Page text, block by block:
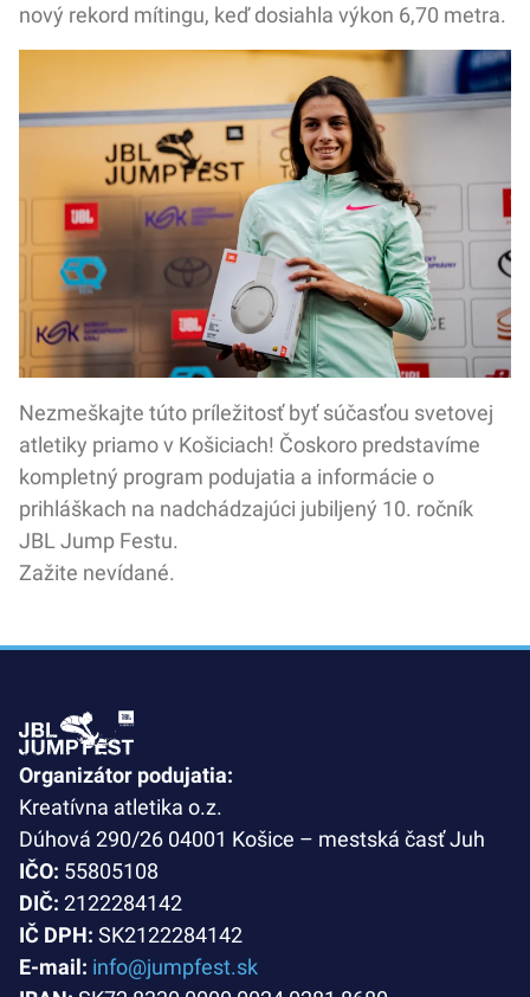
nový rekord mítingu, keď dosiahla výkon 6,70 metra.
Nezmeškajte túto príležitosť byť súčasťou svetovej
atletiky priamo v Košiciach! Čoskoro predstavíme
kompletný program podujatia a informácie o
prihláškach na nadchádzajúci jubiljený 10. ročník
JBL Jump Festu.
Zažite nevídané.
Organizátor podujatia:
Kreatívna atletika o.z.
Dúhová 290/26 04001 Košice – mestská časť Juh
IČO: 55805108
DIČ: 2122284142
IČ DPH: SK2122284142
E-mail: info@jumpfest.sk